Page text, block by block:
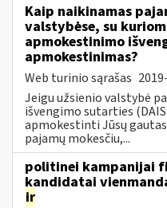
Kaip naikinamas
valstybėse, su
apmokestinimo
apmokestinimas?
Web turinio sąrašas
Jeigu užsienio valstybė
išvengimo sutarties
apmokestinti Jūsų
pajamų mokesčiu,...
politinei kampanijai
kandidatai
ir